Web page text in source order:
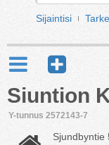
Sijaintisi
Siuntion
Y-tunnus 2572143-7
Sjundbyntie